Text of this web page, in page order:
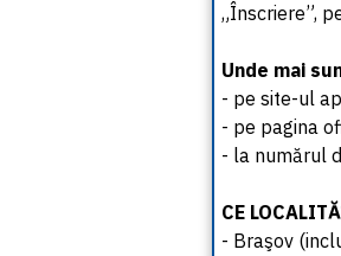
„Înscriere”,
Unde mai
- pe site-ul
- pe pagina
- la numărul
CE
- Braşov